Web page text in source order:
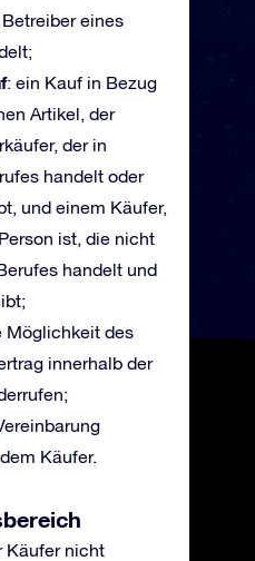
eines
: ein Kauf in Bezug
Artikel, der
der in
handelt oder
und einem Käufer,
ist, die nicht
handelt und
Möglichkeit des
innerhalb der
Käufer.
Käufer nicht